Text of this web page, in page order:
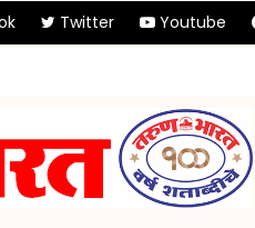
Twitter Youtube